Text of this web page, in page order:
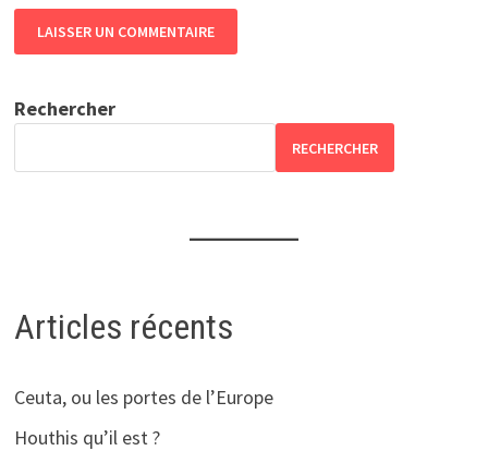
Rechercher
RECHERCHER
Articles récents
Ceuta, ou les portes de l’Europe
Houthis qu’il est ?